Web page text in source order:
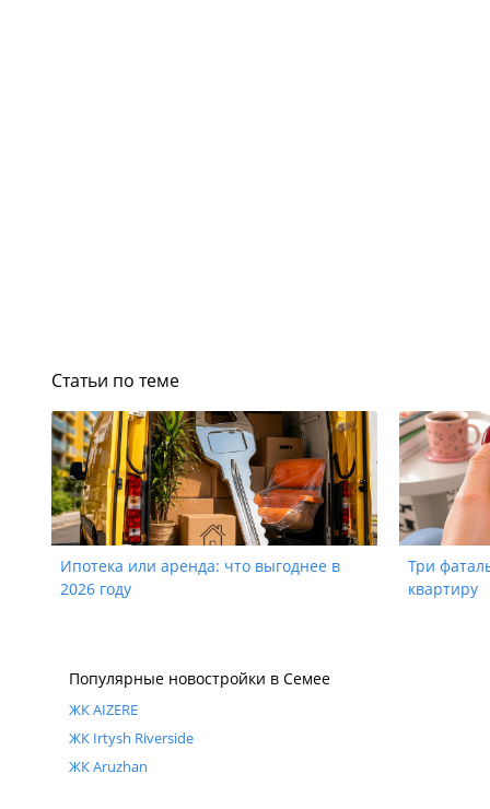
Статьи по теме
Ипотека или аренда: что выгоднее в
2026 году
Три
квартиру
Популярные новостройки в Семее
ЖК AIZERE
ЖК Irtysh Riverside
ЖК Aruzhan